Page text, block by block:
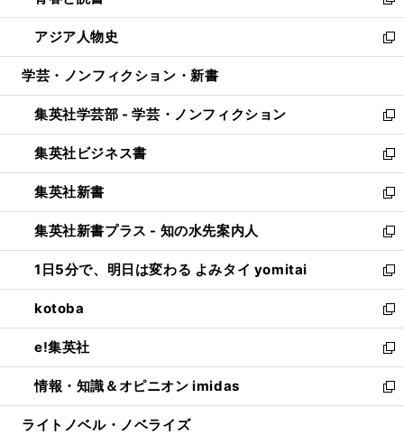
開
く
ウ
で
開
ン
ド
ウ
開
く
ウ
ィ
ン
ウ
で
開
く
し
い
ウ
ン
ド
ウ
で
開
く
アジア人物史
新
し
ウ
ィ
ン
ド
ウ
で
開
く
学芸・ノンフィクション・新書
集英社学芸部 - 学芸・ノンフィクション
新
し
い
ウ
ィ
ン
ド
ウ
で
開
く
集英社ビジネス書
新
し
い
ウ
ィ
ン
ド
ウ
で
開
く
集英社新書
新
し
い
ウ
ィ
ン
ド
ウ
で
開
く
集英社新書プラス - 知の水先案内人
新
し
い
ウ
ィ
ン
ド
ウ
で
開
1日5分で、明日は変わる よみタイ yomitai
新
し
い
ウ
ィ
ン
ド
ウ
kotoba
新
し
い
ウ
ィ
ン
e!集英社
新
し
い
ウ
情報・知識＆オピニオン imidas
新
し
ライトノベル・ノベライズ